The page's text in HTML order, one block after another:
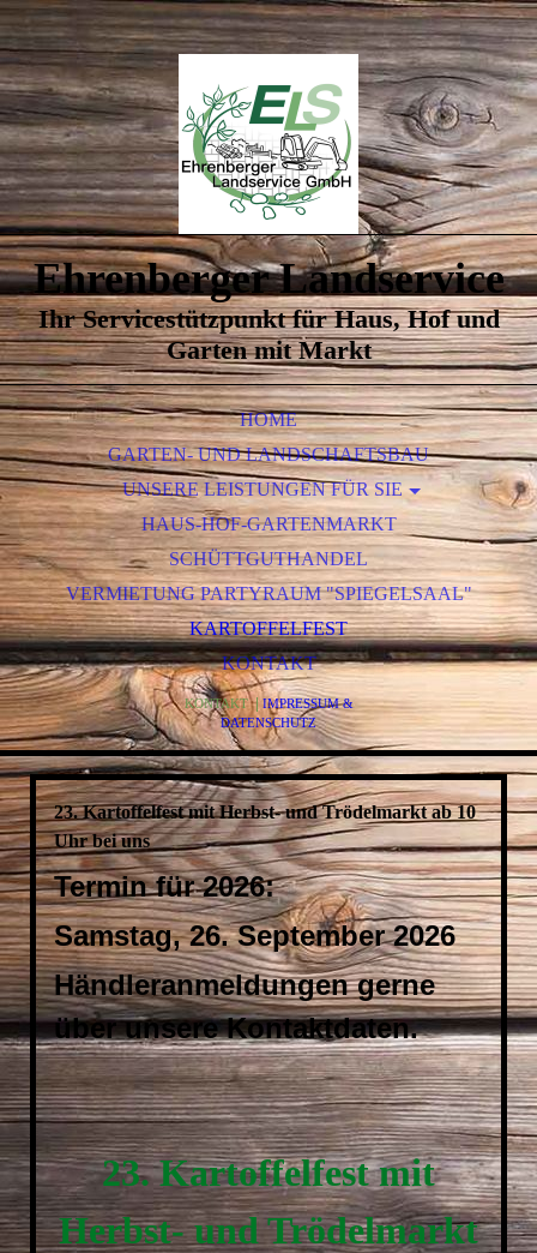
Ehrenberger Landservice
Ihr Servicestützpunkt für Haus, Hof und
Garten mit Markt
HOME
GARTEN- UND LANDSCHAFTSBAU
UNSERE LEISTUNGEN FÜR SIE
HAUS-HOF-GARTENMARKT
SCHÜTTGUTHANDEL
VERMIETUNG PARTYRAUM "SPIEGELSAAL"
KARTOFFELFEST
KONTAKT
KONTAKT|IMPRESSUM &
DATENSCHUTZ
23. Kartoffelfest mit Herbst- und Trödelmarkt ab 10
Uhr bei uns
Termin für 2026:
Samstag, 26. September 2026
Händleranmeldungen gerne
über unsere Kontaktdaten.
23. Kartoffelfest mit
Herbst- und Trödelmarkt